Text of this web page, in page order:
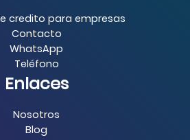
credito para empresas
Contacto
WhatsApp
Teléfono
Enlaces
Nosotros
Blog